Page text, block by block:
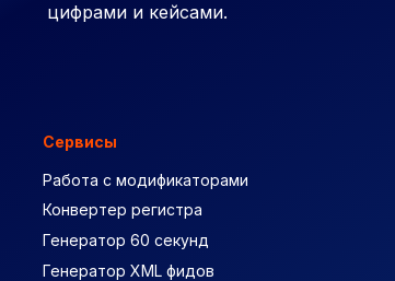
цифрами и кейсами.
Сервисы
Работа с модификаторами
Конвертер регистра
Генератор 60 секунд
Генератор XML фидов